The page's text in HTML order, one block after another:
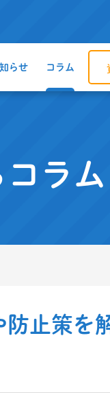
らせ コラム
ラム
防止策を